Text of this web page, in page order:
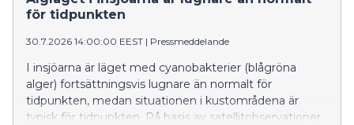
för tidpunkten
30.7.2026 14:00:00 EEST | Pressmeddelande
I insjöarna är läget med cyanobakterier (blågröna
alger) fortsättningsvis lugnare än normalt för
tidpunkten, medan situationen i kustområdena är
typisk för tidpunkten. På basis av satellitobservationer